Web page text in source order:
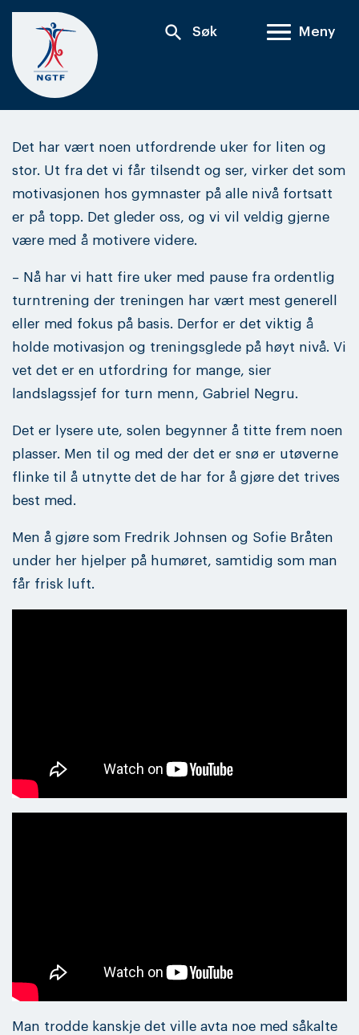
Skip
content
search Søk Meny
Det har vært noen utfordrende uker for liten og
stor. Ut fra det vi får tilsendt og ser, virker det som
motivasjonen hos gymnaster på alle nivå fortsatt
er på topp. Det gleder oss, og vi vil veldig gjerne
være med å motivere videre.
– Nå har vi hatt fire uker med pause fra ordentlig
turntrening der treningen har vært mest generell
eller med fokus på basis. Derfor er det viktig å
holde motivasjon og treningsglede på høyt nivå. Vi
vet det er en utfordring for mange, sier
landslagssjef for turn menn, Gabriel Negru.
Det er lysere ute, solen begynner å titte frem noen
plasser. Men til og med der det er snø er utøverne
flinke til å utnytte det de har for å gjøre det trives
best med.
Men å gjøre som Fredrik Johnsen og Sofie Bråten
under her hjelper på humøret, samtidig som man
får frisk luft.
Man trodde kanskje det ville avta noe med såkalte